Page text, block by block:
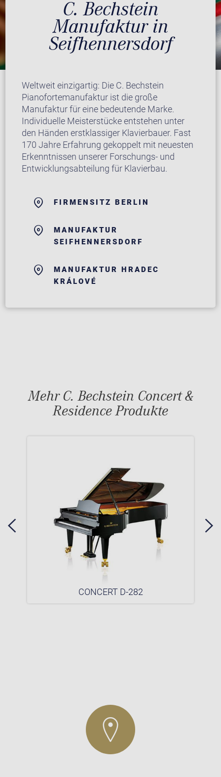
C. Bechstein
Manufaktur in
Seifhennersdorf
Weltweit einzigartig: Die C. Bechstein
Pianofortemanufaktur ist die große
Manufaktur für eine bedeutende Marke.
Individuelle Meisterstücke entstehen unter
den Händen erstklassiger Klavierbauer. Fast
170 Jahre Erfahrung gekoppelt mit neuesten
Erkenntnissen unserer Forschungs- und
Entwicklungsabteilung für Klavierbau.
FIRMENSITZ BERLIN
MANUFAKTUR
SEIFHENNERSDORF
MANUFAKTUR HRADEC
KRÁLOVÉ
Mehr C. Bechstein Concert &
Residence Produkte
CONCERT D-282